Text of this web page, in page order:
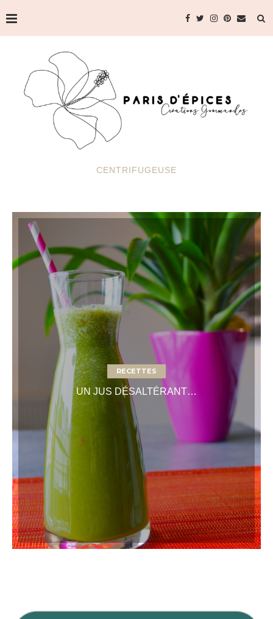
CENTRIFUGEUSE
RECETTES
UN JUS DÉSALTÉRANT…